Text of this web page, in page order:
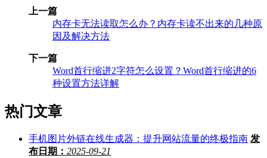
上一篇
内存卡无法读取怎么办？内存卡读不出来的几种原
因及解决方法
下一篇
Word首行缩进2字符怎么设置？Word首行缩进的6
种设置方法详解
热门文章
手机图片外链在线生成器：提升网站流量的终极指南 发
布日期： 2025-09-21